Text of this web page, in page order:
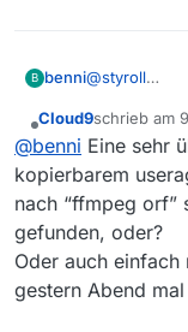
B benni@styroll
doch es
Schalter
Screenshot
Offline
Cloud9schrieb am
zuletzt
@benni Eine sehr
kopierbarem
nach “ffmpeg orf”
gefunden, oder?
Oder auch
gestern Abend